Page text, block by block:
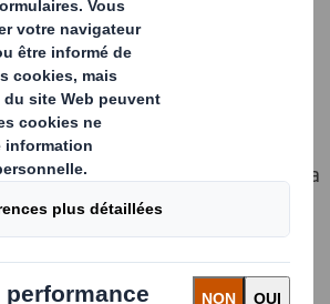
va de la
ou decroisillons
par l’encaissage robotisé
. Nous proposons également
facilitant le chargement ou la
vos emballages carton.